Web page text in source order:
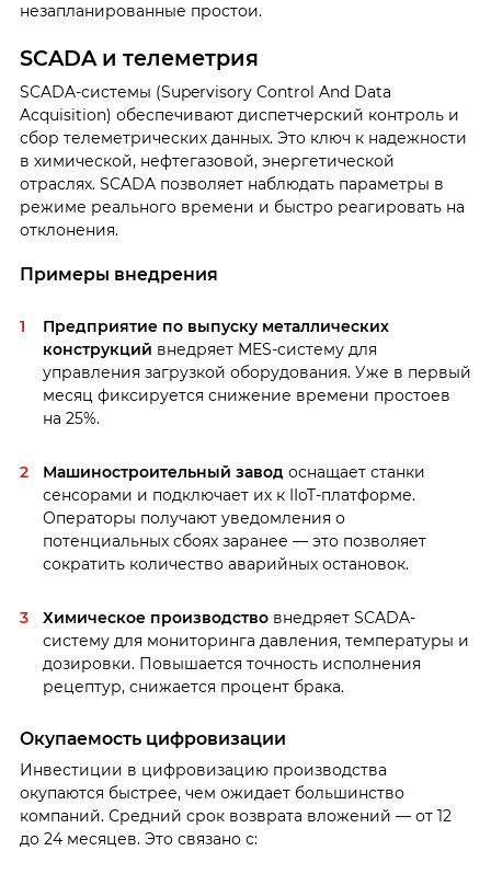
незапланированные простои.
SCADA и телеметрия
SCADA-системы (Supervisory Control And Data
Acquisition) обеспечивают диспетчерский контроль и
сбор телеметрических данных. Это ключ к надежности
в химической, нефтегазовой, энергетической
отраслях. SCADA позволяет наблюдать параметры в
режиме реального времени и быстро реагировать на
отклонения.
Примеры внедрения
Предприятие по выпуску металлических
конструкций внедряет MES-систему для
управления загрузкой оборудования. Уже в первый
месяц фиксируется снижение времени простоев
на 25%.
Машиностроительный заводоснащает станки
сенсорами и подключает их к IIoT-платформе.
Операторы получают уведомления о
потенциальных сбоях заранее — это позволяет
сократить количество аварийных остановок.
Химическое производствовнедряет SCADA-
систему для мониторинга давления, температуры и
дозировки. Повышается точность исполнения
рецептур, снижается процент брака.
Окупаемость цифровизации
Инвестиции в цифровизацию производства
окупаются быстрее, чем ожидает большинство
компаний. Средний срок возврата вложений — от 12
до 24 месяцев. Это связано с: